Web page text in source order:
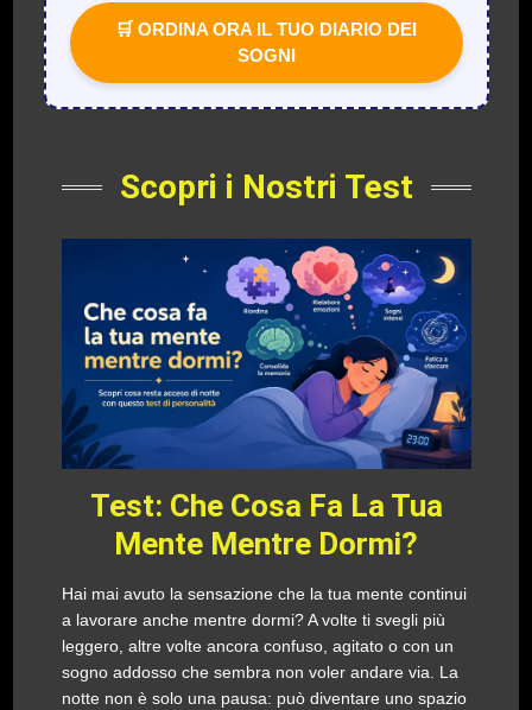
🛒 ORDINA ORA IL TUO DIARIO DEI
SOGNI
Scopri i Nostri Test
Test: Che Cosa Fa La Tua
Mente Mentre Dormi?
Hai mai avuto la sensazione che la tua mente continui
a lavorare anche mentre dormi? A volte ti svegli più
leggero, altre volte ancora confuso, agitato o con un
sogno addosso che sembra non voler andare via. La
notte non è solo una pausa: può diventare uno spazio